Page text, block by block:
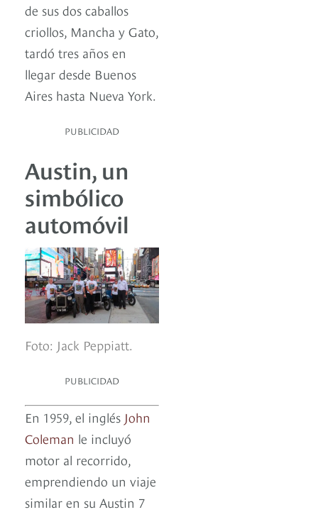
de sus dos caballos
criollos, Mancha y Gato,
tardó tres años en
llegar desde Buenos
Aires hasta Nueva York.
PUBLICIDAD
Austin, un
simbólico
automóvil
Foto: Jack Peppiatt.
PUBLICIDAD
En 1959, el inglés John
Coleman le incluyó
motor al recorrido,
emprendiendo un viaje
similar en su Austin 7